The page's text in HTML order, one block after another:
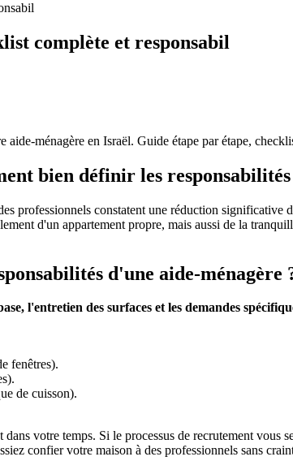
complète et responsabil
ménagère en Israël. Guide étape par étape,
bien définir les responsabilités
professionnels constatent une réduction
d'un appartement propre, mais aussi de la
d'une aide-ménagère
l'entretien des surfaces et les demandes
fenêtres).
de cuisson).
votre temps. Si le processus de recrutement vous
confier votre maison à des professionnels sans